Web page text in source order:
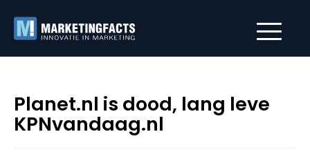
Planet.nl is dood, lang leve
KPNvandaag.nl